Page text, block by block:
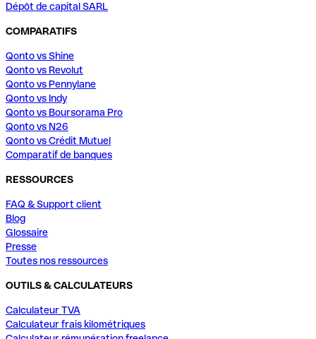
Dépôt de capital SARL
COMPARATIFS
Qonto vs Shine
Qonto vs Revolut
Qonto vs Pennylane
Qonto vs Indy
Qonto vs Boursorama Pro
Qonto vs N26
Qonto vs Crédit Mutuel
Comparatif de banques
RESSOURCES
FAQ & Support client
Blog
Glossaire
Presse
Toutes nos ressources
OUTILS & CALCULATEURS
Calculateur TVA
Calculateur frais kilométriques